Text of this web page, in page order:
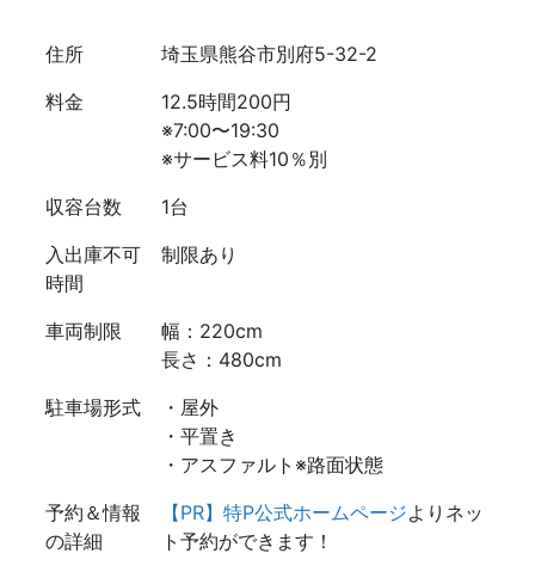
住所
埼玉県熊谷市別府5-32-2
料金
12.5時間200円
※7:00〜19:30
※サービス料10％別
収容台数
1台
入出庫不可
時間
制限あり
車両制限
幅：220cm
長さ：480cm
駐車場形式
・屋外
・平置き
・アスファルト※路面状態
予約＆情報
の詳細
【PR】特P公式ホームページよりネッ
ト予約ができます！